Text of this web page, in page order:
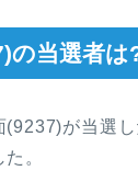
の当選者は
が当選
。